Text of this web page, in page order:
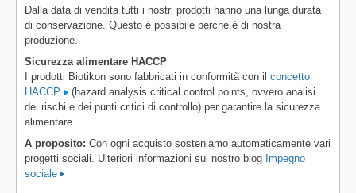
Dalla data di vendita tutti i nostri prodotti hanno una lunga durata
di conservazione. Questo è possibile perché è di nostra
produzione.
Sicurezza alimentare HACCP
I prodotti Biotikon sono fabbricati in conformità con il concetto
HACCP
(hazard analysis critical control points, ovvero analisi
dei rischi e dei punti critici di controllo) per garantire la sicurezza
alimentare.
A proposito: Con ogni acquisto sosteniamo automaticamente vari
progetti sociali. Ulteriori informazioni sul nostro blog Impegno
sociale